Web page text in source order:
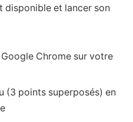
disponible et lancer son
Chrome sur votre
(3 points superposés) en